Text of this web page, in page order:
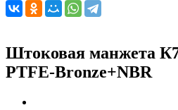
Штоковая манжета
PTFE-Bronze+NBR